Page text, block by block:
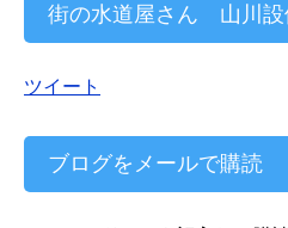
街の水道屋さん 山川設
ツイート
ブログをメールで購読